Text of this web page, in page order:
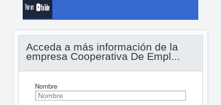
Acceda a más información de la
empresa Cooperativa De Empl...
Nombre